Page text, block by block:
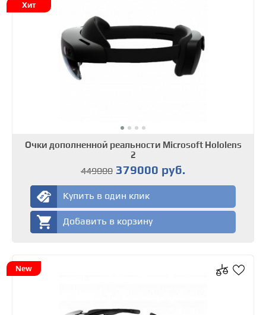
Хит
Очки дополненной реальности Microsoft Hololens
2
449000 379000 руб.
Купить в один клик
Добавить в корзину
New